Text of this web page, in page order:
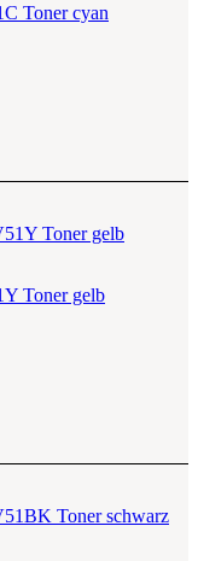
Toner cyan
Toner gelb